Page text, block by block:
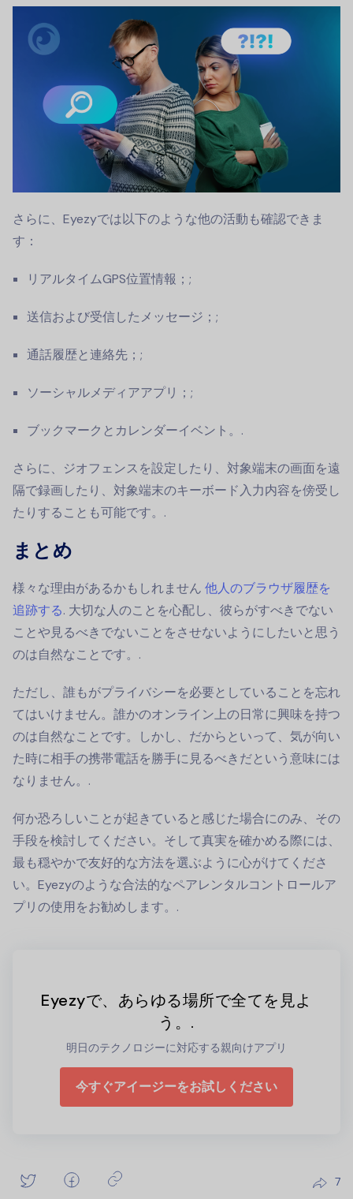
さらに、Eyezyでは以下のような他の活動も確認できま
す：
リアルタイムGPS位置情報；;
送信および受信したメッセージ；;
通話履歴と連絡先；;
ソーシャルメディアアプリ；;
ブックマークとカレンダーイベント。.
さらに、ジオフェンスを設定したり、対象端末の画面を遠
隔で録画したり、対象端末のキーボード入力内容を傍受し
たりすることも可能です。.
まとめ
様々な理由があるかもしれません 他人のブラウザ履歴を
追跡する. 大切な人のことを心配し、彼らがすべきでない
ことや見るべきでないことをさせないようにしたいと思う
のは自然なことです。.
ただし、誰もがプライバシーを必要としていることを忘れ
てはいけません。誰かのオンライン上の日常に興味を持つ
のは自然なことです。しかし、だからといって、気が向い
た時に相手の携帯電話を勝手に見るべきだという意味には
なりません。.
何か恐ろしいことが起きていると感じた場合にのみ、その
手段を検討してください。そして真実を確かめる際には、
最も穏やかで友好的な方法を選ぶように心がけてくださ
い。Eyezyのような合法的なペアレンタルコントロールア
プリの使用をお勧めします。.
Eyezyで、あらゆる場所で全てを見よ
う。.
明日のテクノロジーに対応する親向けアプリ
今すぐアイージーをお試しください
7